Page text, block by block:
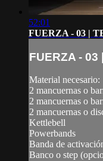
52:01
FUERZA - 03 |
FUERZA - 03
Material necesario:
2 mancuernas o
2 mancuernas o
2 mancuernas o
Kettlebell
Powerbands
Banda de
Banco o step